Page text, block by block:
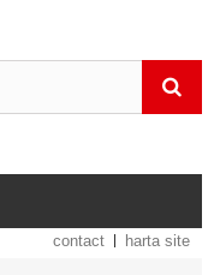
contact harta site